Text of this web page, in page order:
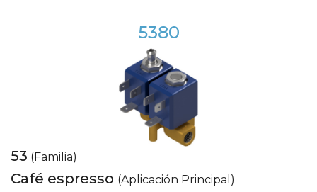
5380
53 (Familia)
Café espresso (Aplicación Principal)